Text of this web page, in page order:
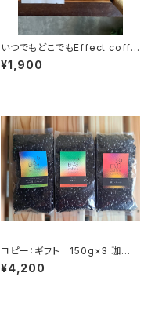
いつでもどこでもEffect coffe
e Bag(11袋入り)2袋おまけ
¥1,900
コピー：ギフト 150g×3 珈琲３
種
¥4,200